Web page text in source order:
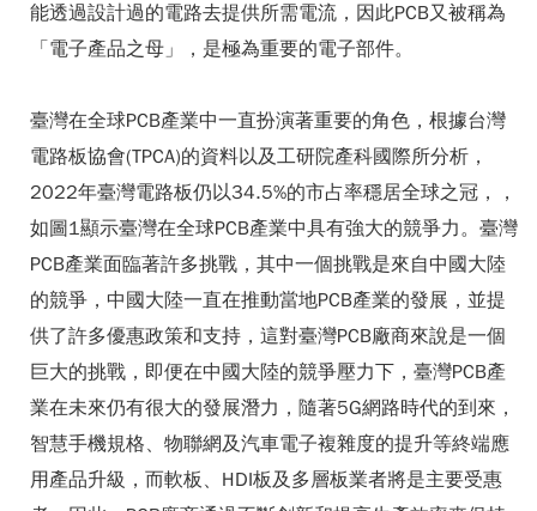
能透過設計過的電路去提供所需電流，因此PCB又被稱為
「電子產品之母」，是極為重要的電子部件。
臺灣在全球PCB產業中一直扮演著重要的角色，根據台灣
電路板協會(TPCA)的資料以及工研院產科國際所分析，
2022年臺灣電路板仍以34.5%的市占率穩居全球之冠，，
如圖1顯示臺灣在全球PCB產業中具有強大的競爭力。臺灣
PCB產業面臨著許多挑戰，其中一個挑戰是來自中國大陸
的競爭，中國大陸一直在推動當地PCB產業的發展，並提
供了許多優惠政策和支持，這對臺灣PCB廠商來說是一個
巨大的挑戰，即便在中國大陸的競爭壓力下，臺灣PCB產
業在未來仍有很大的發展潛力，隨著5G網路時代的到來，
智慧手機規格、物聯網及汽車電子複雜度的提升等終端應
用產品升級，而軟板、HDI板及多層板業者將是主要受惠